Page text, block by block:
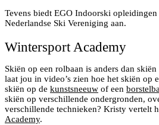
Tevens biedt EGO Indoorski
Nederlandse Ski Vereniging aan.
Wintersport Academy
Skiën op een rolbaan is anders dan
laat jou in video’s zien hoe het skiën op
skiën op de kunstsneeuw of een
skiën op verschillende ondergronden,
verschillende technieken? Kristy vertelt
Academy.